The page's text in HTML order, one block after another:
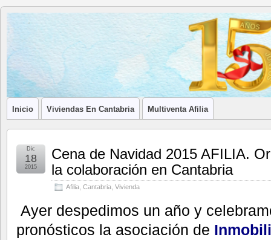
Blog de
Afilia
Inmobiliarias
LA ASOCIACIÓN DE LOS PROFESIONALES INMOBILIARIOS
Inicio Viviendas En Cantabria Multiventa Afilia
Cena de Navidad 2015 AFILIA.
la colaboración en Cantabria
Afilia Cantabria Vivienda
Dic
18
2015
Ayer despedimos un año y
pronósticos la asociación de